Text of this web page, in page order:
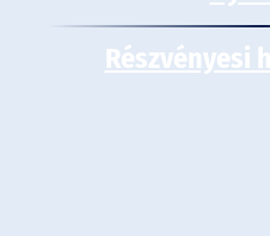
Részvényesi